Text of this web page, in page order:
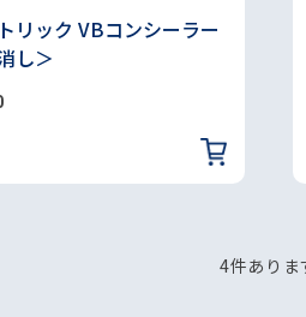
リック VBコンシーラー
し＞
4件ありま